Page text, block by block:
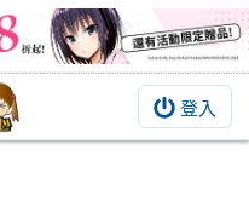
登入